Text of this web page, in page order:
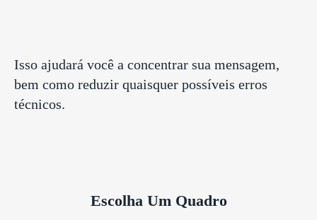
Isso ajudará você a concentrar sua mensagem,
bem como reduzir quaisquer possíveis erros
técnicos.
Escolha Um Quadro